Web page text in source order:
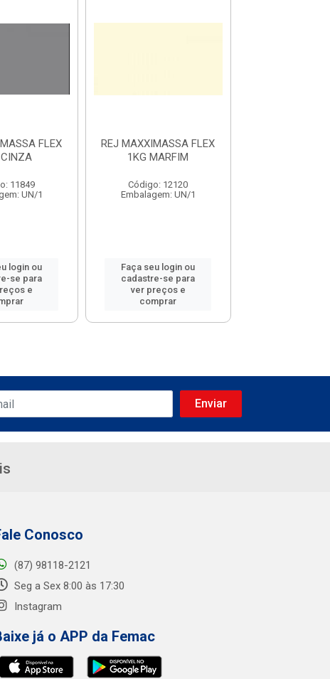
FLEX
11849
UN/1
login ou
se para
e
REJ MAXXIMASSA FLEX
1KG MARFIM
Código: 12120
Embalagem: UN/1
Faça seu login ou
cadastre-se para
ver preços e
comprar
Conosco
(87) 98118-2121
Seg a Sex 8:00 às 17:30
Instagram
já o APP da Femac